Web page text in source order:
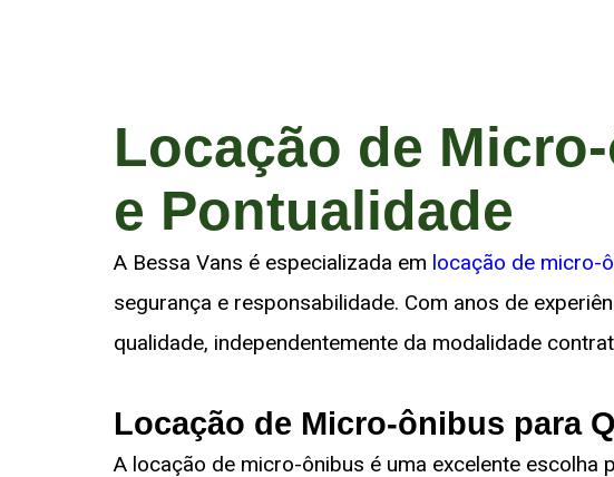
Locação de
e Pontualidade
A Bessa Vans é especializada em locação de micro-
segurança e responsabilidade. Com anos de
qualidade, independentemente da modalidade
Locação de Micro-ônibus para
A locação de micro-ônibus é uma excelente